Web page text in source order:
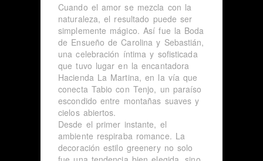
Cuando el amor se mezcla con la
naturaleza, el resultado puede ser
simplemente mágico. Así fue la Boda
de Ensueño de Carolina y Sebastián,
una celebración íntima y sofisticada
que tuvo lugar en la encantadora
Hacienda La Martina, en la vía que
conecta Tabio con Tenjo, un paraíso
escondido entre montañas suaves y
cielos abiertos.
Desde el primer instante, el
ambiente respiraba romance. La
decoración estilo greenery no solo